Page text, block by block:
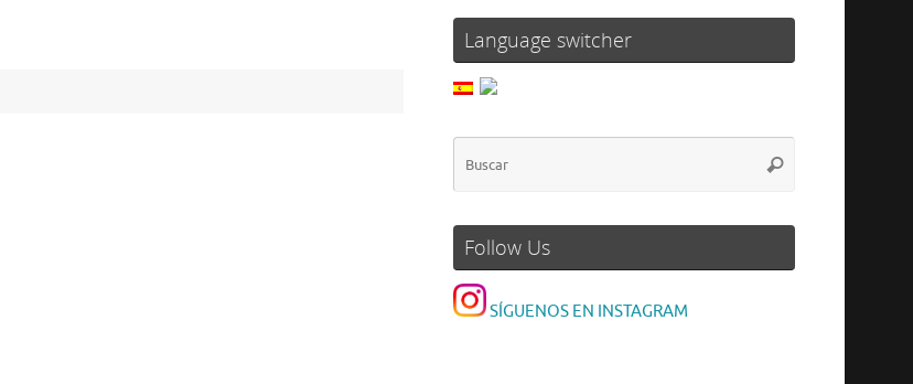
Language switcher
Follow Us
SÍGUENOS EN INSTAGRAM